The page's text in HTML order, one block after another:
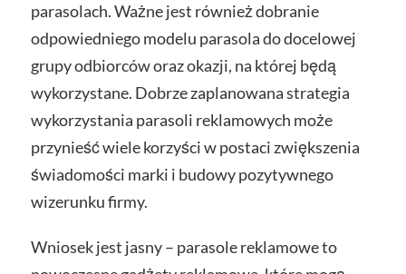
parasolach. Ważne jest również dobranie
odpowiedniego modelu parasola do docelowej
grupy odbiorców oraz okazji, na której będą
wykorzystane. Dobrze zaplanowana strategia
wykorzystania parasoli reklamowych może
przynieść wiele korzyści w postaci zwiększenia
świadomości marki i budowy pozytywnego
wizerunku firmy.
Wniosek jest jasny – parasole reklamowe to